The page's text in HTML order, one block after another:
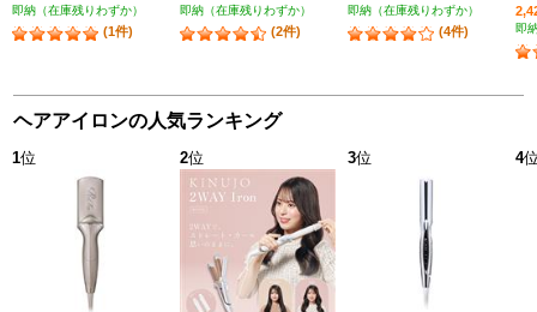
即納（在庫残りわずか）
(1件)
即納（在庫残りわずか）
(2件)
即納（在庫残りわずか）
(4件) 即
ヘアアイロンの人気ランキング
1位 2位 3位 4